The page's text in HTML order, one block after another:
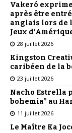
Vakeró
après être
anglais lors de
Jeux
28 juillet 2026
Kingston
caribéen de la
23 juillet 2026
Nacho Estrella
bohemia” au
11 juillet 2026
Le Maître Ka